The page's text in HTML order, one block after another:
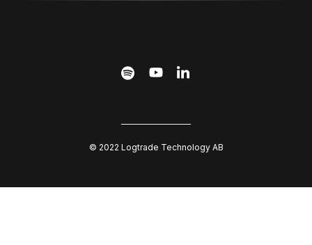
© 2022 Logtrade Technology AB